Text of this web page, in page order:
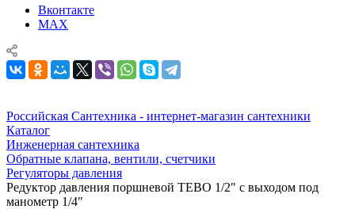
Вконтакте
MAX
Российская Сантехника - интернет-магазин сантехники
Каталог
Инженерная сантехника
Обратные клапана, вентили, счетчики
Регуляторы давления
Редуктор давления поршневой TEBO 1/2" с выходом под
манометр 1/4"